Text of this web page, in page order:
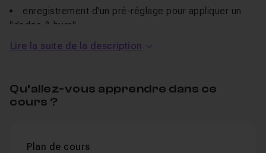
enregistrement d'un pré-réglage pour appliquer un
"dodge & burn",
nous verrons également comment faire un noir et
Je reste disponible dans lesalon d'entraidepour
répondre à vos questions.
Lire la suite de la description
Qu’allez-vous apprendre dans ce
cours ?
Plan de cours